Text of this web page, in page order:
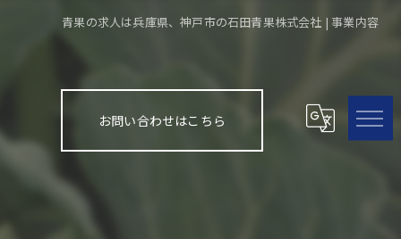
青果の求人は兵庫県、神戸市の石田青果株式会社 | 事業内容
お問い合わせはこちら